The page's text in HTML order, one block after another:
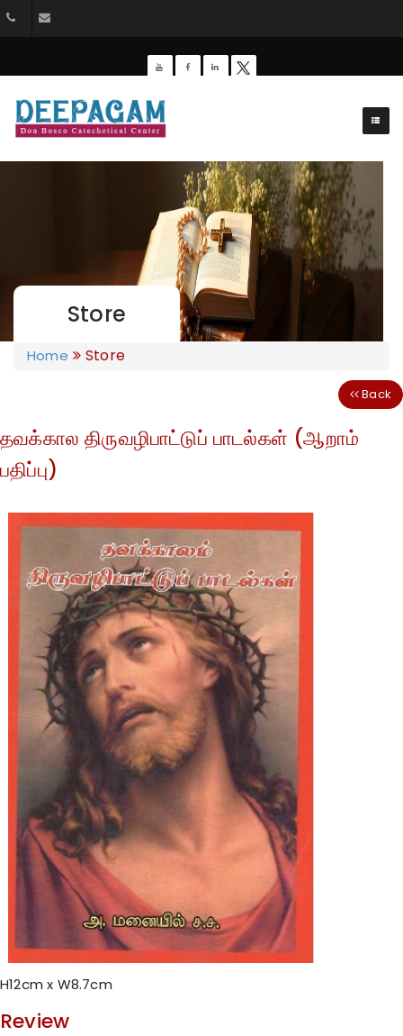
044-26428162
Store
Home Store
Back
தவக்கால திருவழிபாட்டுப் பாடல்கள் (ஆறாம்
பதிப்பு)
H12cm x W8.7cm
Review